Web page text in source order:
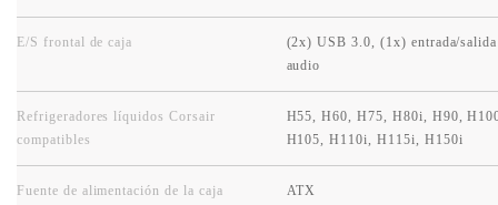
E/S frontal de caja
(2x) USB 3.0, (1x) entrada/
audio
Refrigeradores líquidos Corsair
compatibles
H55, H60, H75, H80i, H90,
H105, H110i, H115i, H150i
Fuente de alimentación de la caja ATX